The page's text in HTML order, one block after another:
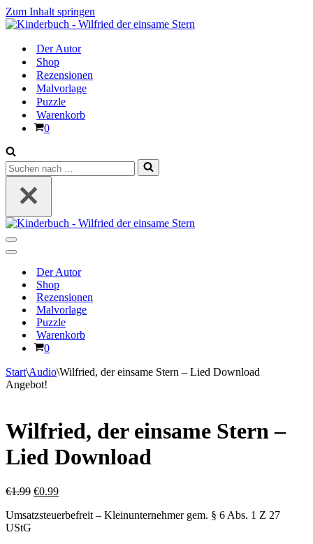
Zum Inhalt springen
Der Autor
Shop
Rezensionen
Malvorlage
Puzzle
Warenkorb
Warenkorb
0
Suchen
nach …
Navigationsmenü
Navigationsmenü
Der Autor
Shop
Rezensionen
Malvorlage
Puzzle
Warenkorb
Warenkorb
0
Start\Audio\Wilfried, der einsame Stern – Lied Download
Angebot!
Wilfried, der einsame Stern –
Lied Download
€1.99 Ursprünglicher
war:
€0.99Aktueller
ist:
Umsatzsteuerbefreit – Kleinunternehmer gem. § 6 Abs. 1 Z 27
UStG